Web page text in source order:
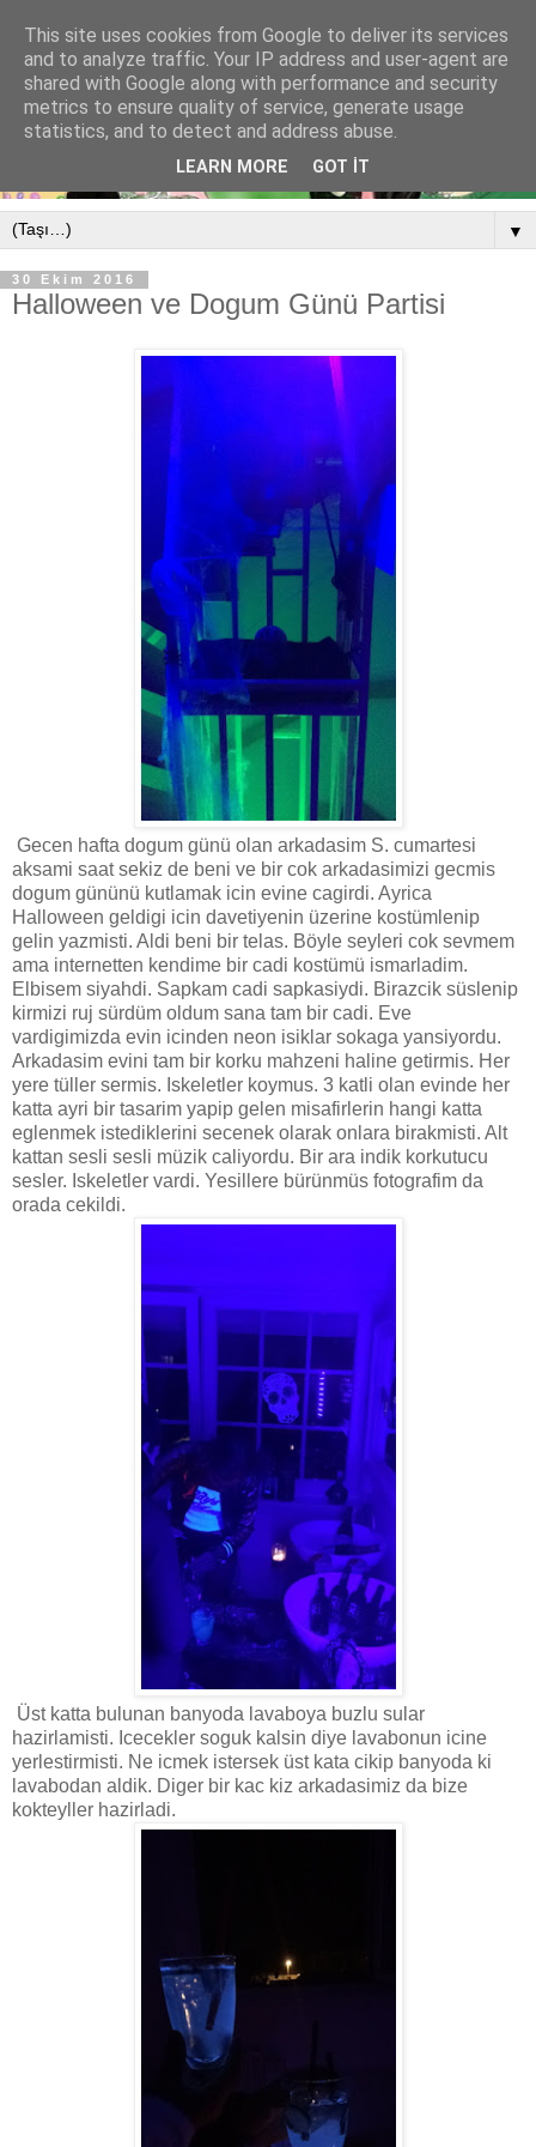
▼
30 Ekim 2016
Halloween ve Dogum Günü Partisi
Gecen hafta dogum günü olan arkadasim S. cumartesi
aksami saat sekiz de beni ve bir cok arkadasimizi gecmis
dogum gününü kutlamak icin evine cagirdi. Ayrica
Halloween geldigi icin davetiyenin üzerine kostümlenip
gelin yazmisti. Aldi beni bir telas. Böyle seyleri cok sevmem
ama internetten kendime bir cadi kostümü ismarladim.
Elbisem siyahdi. Sapkam cadi sapkasiydi. Birazcik süslenip
kirmizi ruj sürdüm oldum sana tam bir cadi. Eve
vardigimizda evin icinden neon isiklar sokaga yansiyordu.
Arkadasim evini tam bir korku mahzeni haline getirmis. Her
yere tüller sermis. Iskeletler koymus. 3 katli olan evinde her
katta ayri bir tasarim yapip gelen misafirlerin hangi katta
eglenmek istediklerini secenek olarak onlara birakmisti. Alt
kattan sesli sesli müzik caliyordu. Bir ara indik korkutucu
sesler. Iskeletler vardi. Yesillere bürünmüs fotografim da
orada cekildi.
Üst katta bulunan banyoda lavaboya buzlu sular
hazirlamisti. Icecekler soguk kalsin diye lavabonun icine
yerlestirmisti. Ne icmek istersek üst kata cikip banyoda ki
lavabodan aldik. Diger bir kac kiz arkadasimiz da bize
kokteyller hazirladi.
This site uses cookies from Google to deliver its services
and to analyze traffic. Your IP address and user-agent are
shared with Google along with performance and security
metrics to ensure quality of service, generate usage
statistics, and to detect and address abuse.
LEARN MORE GOT IT